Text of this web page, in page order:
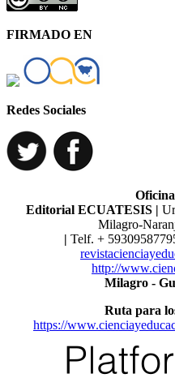
FIRMADO EN
Redes Sociales
Editorial ECUATESIS |
Milagro-
| Telf. ​​+
http://
Milagro -
Ruta para
https://